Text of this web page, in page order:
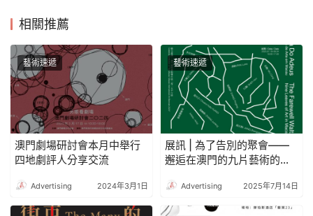
相關推薦
藝術速遞
澳門劇場研討會本月中舉行
四地劇評人分享交流
Advertising 2024年3月1日
藝術速遞
展訊 | 為了告別的聚會——
邂逅在澳門的九片藝術的樹
Advertising 2025年7月14日